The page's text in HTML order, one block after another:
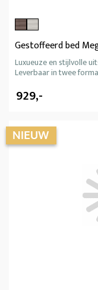
Gestoffeerd bed
Luxueuze en stijlvolle
Leverbaar in twee
929,-